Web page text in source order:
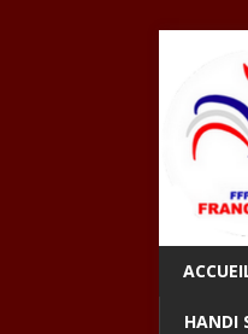
HANDI